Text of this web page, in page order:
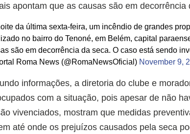
apontam que as causas são em decorrência
da última sexta-feira, um incêndio de grandes
no bairro do Tenoné, em Belém, capital
são em decorrência da seca. O caso está sendo
Roma News (@RomaNewsOficial) November 9,
informações, a diretoria do clube e
com a situação, pois apesar de não
vivenciados, mostram que medidas
até onde os prejuízos causados pela seca